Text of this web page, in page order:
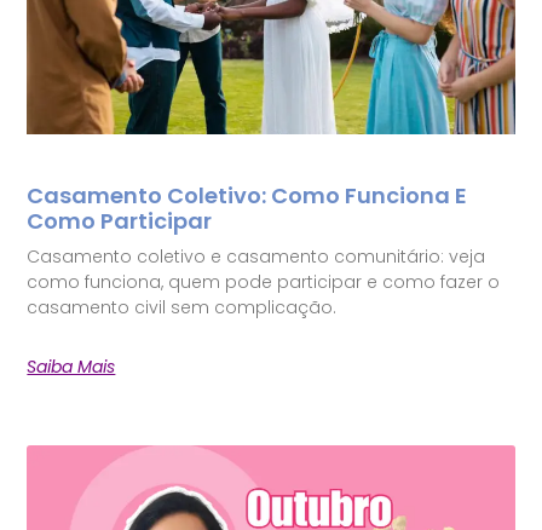
Casamento Coletivo: Como Funciona E
Como Participar
Casamento coletivo e casamento comunitário: veja
como funciona, quem pode participar e como fazer o
casamento civil sem complicação.
Saiba Mais